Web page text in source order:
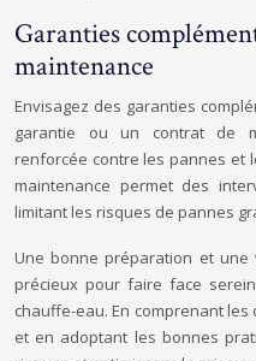
Garanties
maintenance
Envisagez des garanties
garantie ou un contrat de
renforcée contre les pannes et
maintenance permet des
limitant les risques de pannes
Une bonne préparation et une
précieux pour faire face
chauffe-eau. En comprenant les
et en adoptant les bonnes